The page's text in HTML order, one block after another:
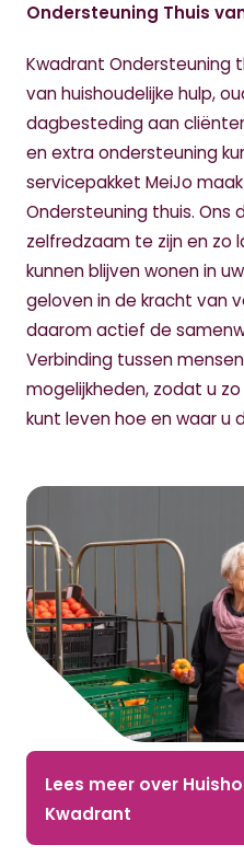
Ondersteuning Thuis
Kwadrant Ondersteuning
van huishoudelijke hulp,
dagbesteding aan
en extra ondersteuning
servicepakket MeiJo
Ondersteuning thuis. Ons
zelfredzaam te zijn en zo
kunnen blijven wonen in
geloven in de kracht van
daarom actief de
Verbinding tussen
mogelijkheden, zodat u
kunt leven hoe en waar u
Lees meer over
Kwadrant